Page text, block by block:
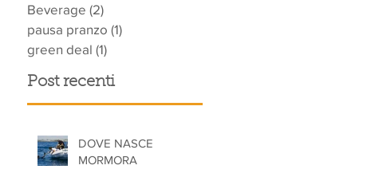
Beverage (2)
pausa pranzo (1)
green deal (1)
Post recenti
DOVE NASCE
MORMORA